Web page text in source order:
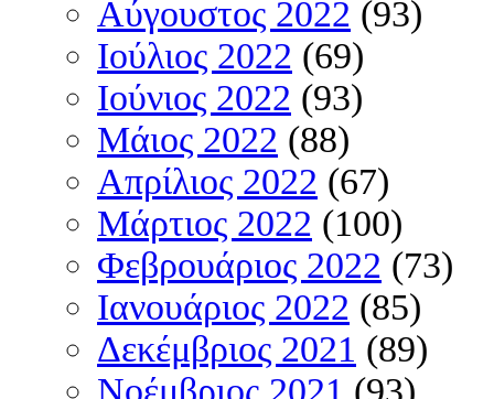
Αύγουστος 2022 (93)
Ιούλιος 2022 (69)
Ιούνιος 2022 (93)
Μάιος 2022 (88)
Απρίλιος 2022 (67)
Μάρτιος 2022 (100)
Φεβρουάριος 2022 (73)
Ιανουάριος 2022 (85)
Δεκέμβριος 2021 (89)
Νοέμβριος 2021 (93)